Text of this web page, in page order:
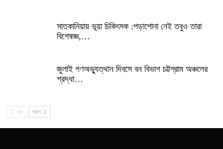
সাতকানিয়ায় ভূয়া চিকিৎসক :পড়াশোনা নেই তবুও তারা
বিশেষজ্ঞ,…
জুলাই গণঅভ্যুত্থান দিবসে বন বিভাগ চট্টগ্রাম অঞ্চলের
শ্রদ্ধা…
পরে আগে